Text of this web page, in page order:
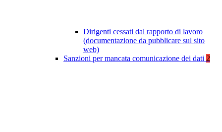
Dirigenti cessati dal rapporto di lavoro
(documentazione da pubblicare sul sito
web)
Sanzioni per mancata comunicazione dei dati 2